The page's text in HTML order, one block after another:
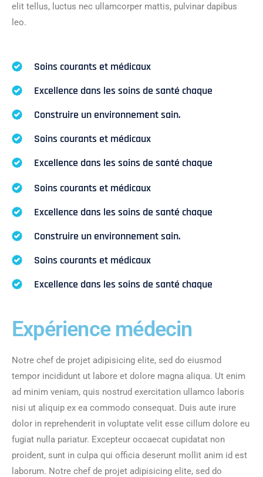
elit tellus, luctus nec ullamcorper mattis, pulvinar dapibus
leo.
Soins courants et médicaux
Excellence dans les soins de santé chaque
Construire un environnement sain.
Soins courants et médicaux
Excellence dans les soins de santé chaque
Soins courants et médicaux
Excellence dans les soins de santé chaque
Construire un environnement sain.
Soins courants et médicaux
Excellence dans les soins de santé chaque
Expérience médecin
Notre chef de projet adipisicing elite, sed do eiusmod
tempor incididunt ut labore et dolore magna aliqua. Ut enim
ad minim veniam, quis nostrud exercitation ullamco laboris
nisi ut aliquip ex ea commodo consequat. Duis aute irure
dolor in reprehenderit in voluptate velit esse cillum dolore eu
fugiat nulla pariatur. Excepteur occaecat cupidatat non
proident, sunt in culpa qui officia deserunt mollit anim id est
laborum. Notre chef de projet adipisicing elite, sed do